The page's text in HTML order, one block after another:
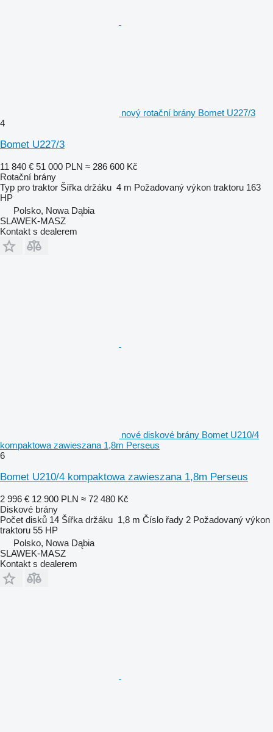
nový rotační brány Bomet U227/3
4
Bomet U227/3
11 840 € 51 000 PLN ≈ 286 600 Kč
Rotační brány
Typ pro traktor Šířka držáku 4 m Požadovaný výkon traktoru 163
HP
Polsko, Nowa Dąbia
SLAWEK-MASZ
Kontakt s dealerem
nové diskové brány Bomet U210/4
kompaktowa zawieszana 1,8m Perseus
6
Bomet U210/4 kompaktowa zawieszana 1,8m Perseus
2 996 € 12 900 PLN ≈ 72 480 Kč
Diskové brány
Počet disků 14 Šířka držáku 1,8 m Číslo řady 2 Požadovaný výkon
traktoru 55 HP
Polsko, Nowa Dąbia
SLAWEK-MASZ
Kontakt s dealerem